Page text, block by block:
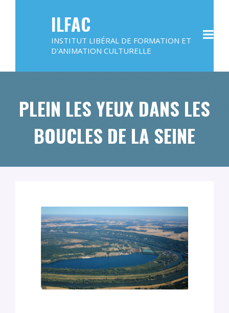
ILFAC
INSTITUT LIBÉRAL DE FORMATION ET
D'ANIMATION CULTURELLE
PLEIN LES YEUX DANS LES
BOUCLES DE LA SEINE